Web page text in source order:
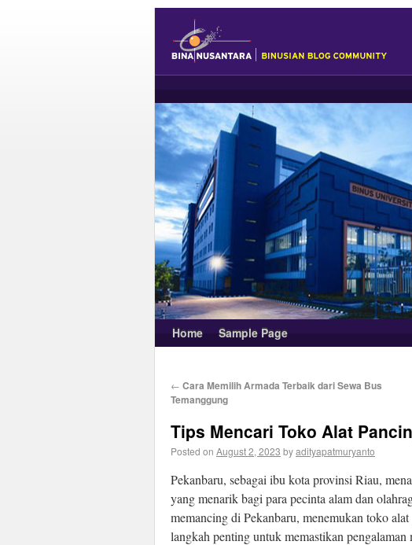
Home Sample Page
← Cara Memilih Armada Terbaik dari Sewa Bus
Temanggung
Tips Mencari Toko Alat
Posted on August 2, 2023 byadityapatmuryanto
Pekanbaru, sebagai ibu kota provinsi Riau,
yang menarik bagi para pecinta alam dan
memancing di Pekanbaru, menemukan toko
langkah penting untuk memastikan